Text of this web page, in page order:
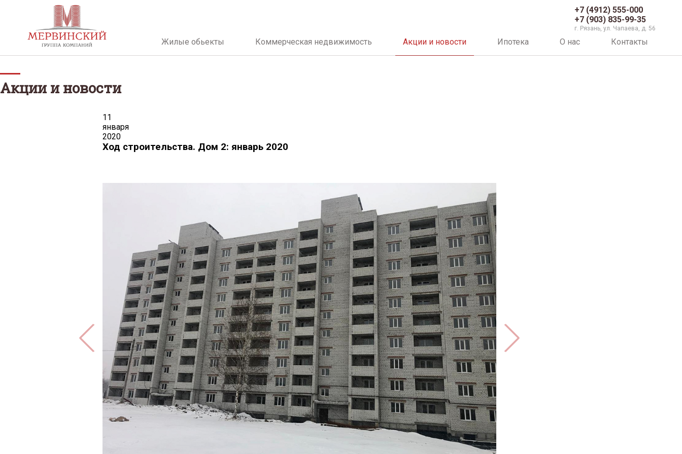
+7 (4912) 555-000
+7 (903) 835-99-35
г. Рязань, ул. Чапаева, д. 56
Жилые обьекты Коммерческая недвижимость Акции и новости Ипотека О нас Контакты
Акции и новости
11
января
2020
Ход строительства. Дом 2: январь 2020